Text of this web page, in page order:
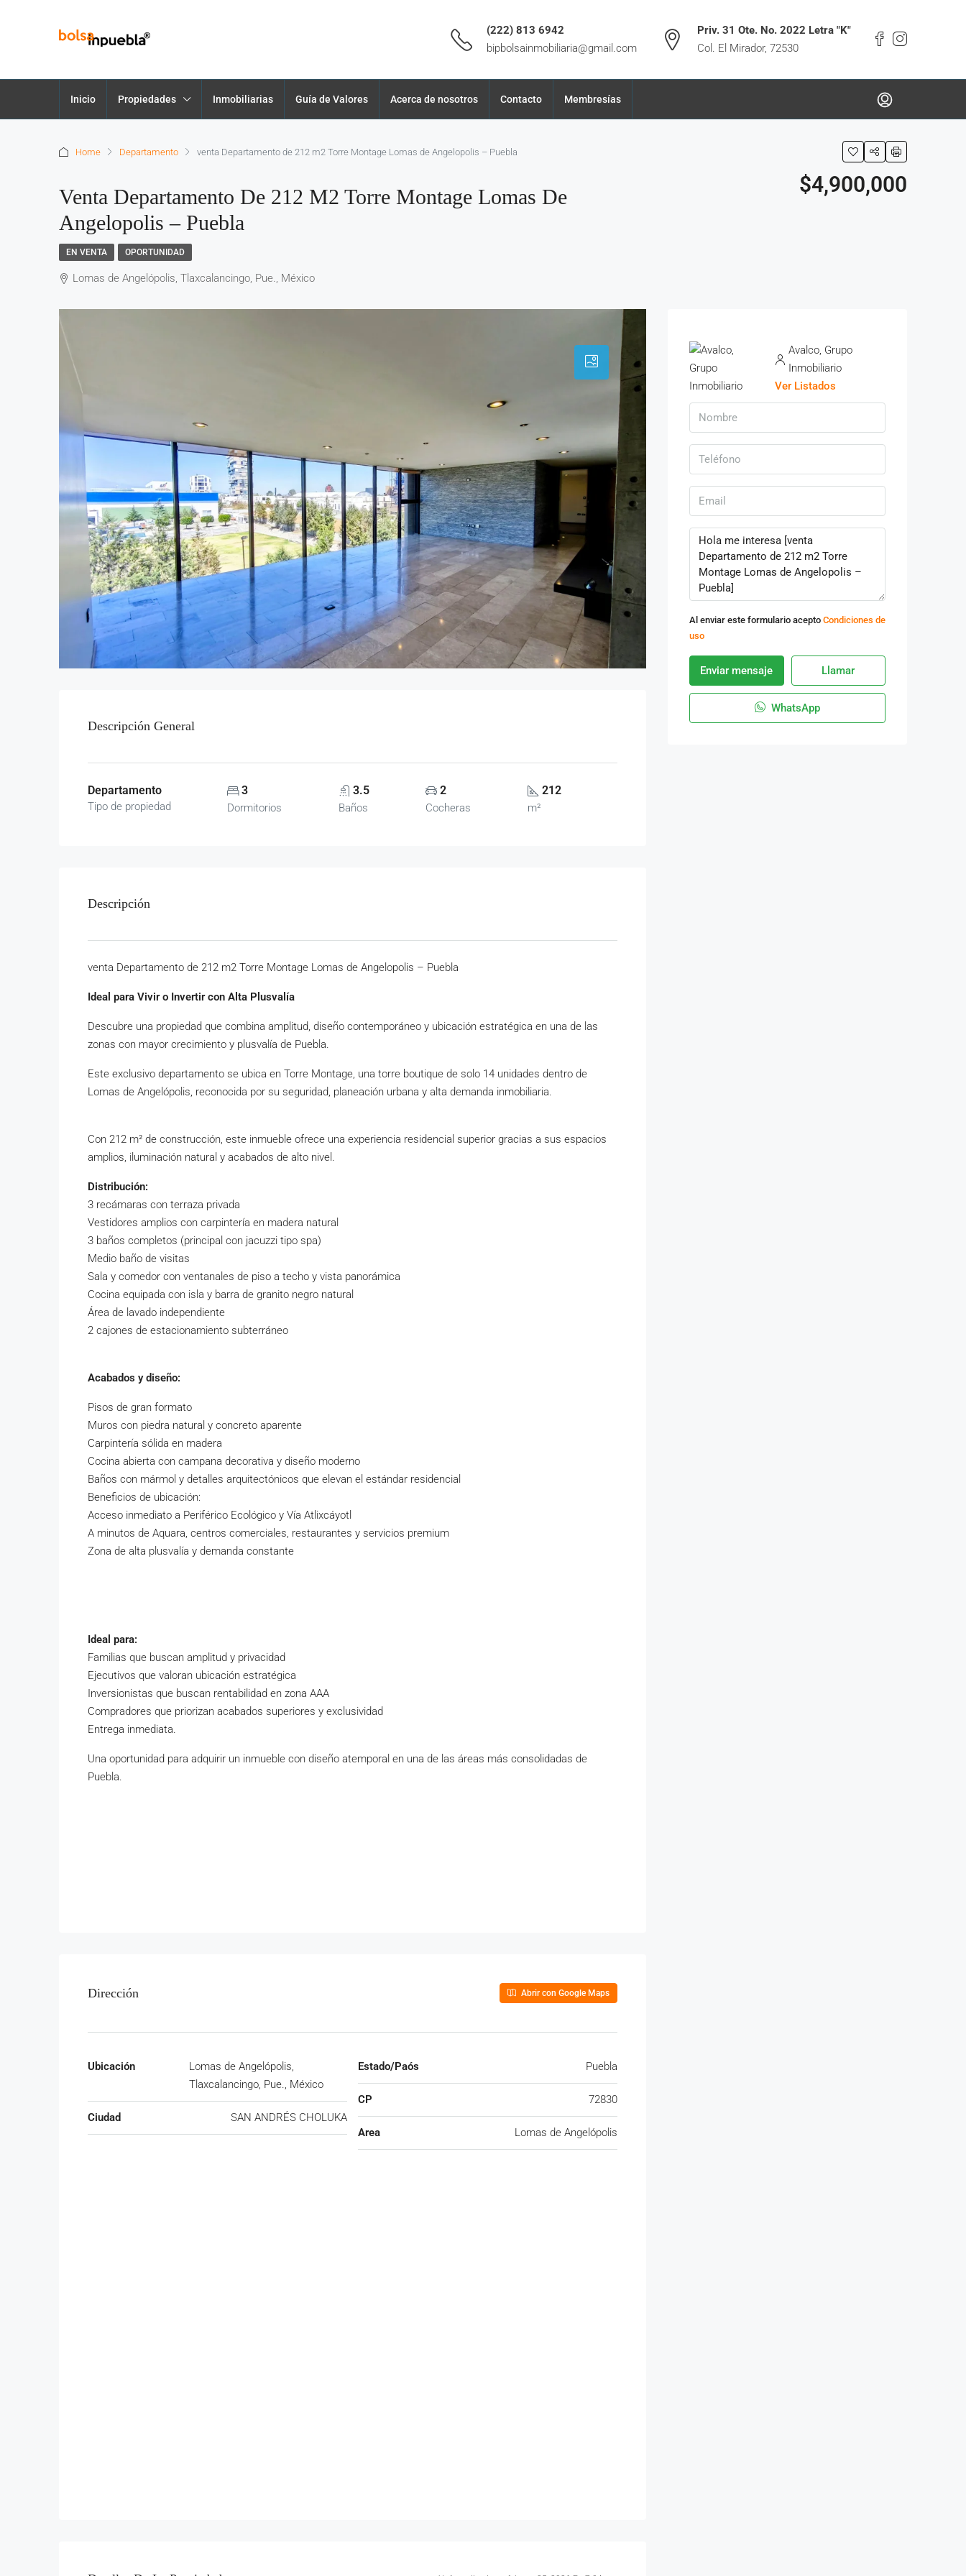
(222) 813 6942
bipbolsainmobiliaria@gmail.com
Priv. 31 Ote. No. 2022 Letra "K"
Col. El Mirador, 72530
Inicio Propiedades Inmobiliarias Guía de Valores Acerca de nosotros Contacto Membresías
Home Departamento venta Departamento de 212 m2 Torre Montage Lomas de Angelopolis – Puebla
Venta Departamento De 212 M2 Torre Montage Lomas De
Angelopolis – Puebla
$4,900,000
EN VENTA OPORTUNIDAD
Lomas de Angelópolis, Tlaxcalancingo, Pue., México
Descripción General
Departamento
Tipo de propiedad
3
Dormitorios
3.5
Baños
2
Cocheras
212
m²
Descripción
venta Departamento de 212 m2 Torre Montage Lomas de Angelopolis – Puebla
Ideal para Vivir o Invertir con Alta Plusvalía
Descubre una propiedad que combina amplitud, diseño contemporáneo y ubicación estratégica en una de las
zonas con mayor crecimiento y plusvalía de Puebla.
Este exclusivo departamento se ubica en Torre Montage, una torre boutique de solo 14 unidades dentro de
Lomas de Angelópolis, reconocida por su seguridad, planeación urbana y alta demanda inmobiliaria.
Con 212 m² de construcción, este inmueble ofrece una experiencia residencial superior gracias a sus espacios
amplios, iluminación natural y acabados de alto nivel.
Distribución:
3 recámaras con terraza privada
Vestidores amplios con carpintería en madera natural
3 baños completos (principal con jacuzzi tipo spa)
Medio baño de visitas
Sala y comedor con ventanales de piso a techo y vista panorámica
Cocina equipada con isla y barra de granito negro natural
Área de lavado independiente
2 cajones de estacionamiento subterráneo
Acabados y diseño:
Pisos de gran formato
Muros con piedra natural y concreto aparente
Carpintería sólida en madera
Cocina abierta con campana decorativa y diseño moderno
Baños con mármol y detalles arquitectónicos que elevan el estándar residencial
Beneficios de ubicación:
Acceso inmediato a Periférico Ecológico y Vía Atlixcáyotl
A minutos de Aquara, centros comerciales, restaurantes y servicios premium
Zona de alta plusvalía y demanda constante
Ideal para:
Familias que buscan amplitud y privacidad
Ejecutivos que valoran ubicación estratégica
Inversionistas que buscan rentabilidad en zona AAA
Compradores que priorizan acabados superiores y exclusividad
Entrega inmediata.
Una oportunidad para adquirir un inmueble con diseño atemporal en una de las áreas más consolidadas de
Puebla.
Dirección Abrir con Google Maps
Ubicación
Lomas de Angelópolis,
Tlaxcalancingo, Pue., México
Ciudad SAN ANDRÉS CHOLUKA
Estado/Paós Puebla
CP 72830
Area Lomas de Angelópolis
Avalco, Grupo
Inmobiliario
Ver Listados
Al enviar este formulario acepto Condiciones de
uso
Enviar mensaje Llamar
WhatsApp